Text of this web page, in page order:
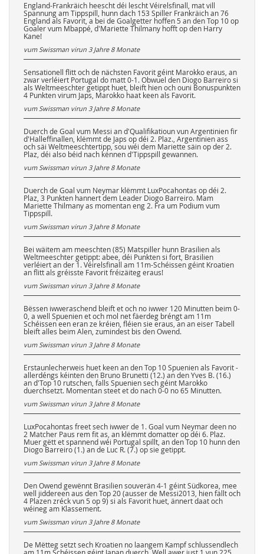
England-Frankräich heescht déi lescht Véirelsfinall, mat vill
Spannung am Tippspill, hunn dach 153 Spiller Frankräich an 76
England als Favorit, a bei de Goalgetter hoffen 5 an den Top 10 op
Goaler vum Mbappé, d'Mariette Thilmany hofft op den Harry
Kane!
vum Swissman virun 3 Jahre 8 Monate
Sensationell flitt och de nächsten Favorit géint Marokko eraus, an
zwar verléiert Portugal do matt 0-1. Obwuel den Diogo Barreiro si
als Weltmeeschter getippt huet, bleift hien och ouni Bonuspunkten
4 Punkten virum Japs, Marokko haat keen als Favorit.
vum Swissman virun 3 Jahre 8 Monate
Duerch de Goal vum Messi an d'Qualifikatioun vun Argentinien fir
d'Halleffinallen, klëmmt de Japs op déi 2. Plaz., Argentinien ass
och säi Weltmeeschtertipp, sou wéi dem Mariette säin op der 2.
Plaz, déi also béid nach kënnen d'Tippspill gewannen.
vum Swissman virun 3 Jahre 8 Monate
Duerch de Goal vum Neymar klëmmt LuxPocahontas op déi 2.
Plaz, 3 Punkten hannert dem Leader Diogo Barreiro. Mam
Mariette Thilmany as momentan eng 2. Fra um Podium vum
Tippspill.
vum Swissman virun 3 Jahre 8 Monate
Bei wäitem am meeschten (85) Matspiller hunn Brasilien als
Weltmeeschter getippt: abee, déi Punkten si fort, Brasilien
verléiert an der 1. Véirelsfinall am 11m-Schéissen géint Kroatien
an flitt als gréisste Favorit fréizäiteg eraus!
vum Swissman virun 3 Jahre 8 Monate
Bëssen iwweraschend bleift et och no iwwer 120 Minutten beim 0-
0, a well Spuenien et och mol net fäerdeg bréngt am 11m
Schéissen een eran ze kréien, fléien sie eraus, an an eiser Tabell
bleift alles beim Alen, zumindest bis den Owend.
vum Swissman virun 3 Jahre 8 Monate
Erstaunlecherweis huet keen an den Top 10 Spuenien als Favorit -
allerdéngs kéinten den Bruno Brunetti (12.) an den Yves B. (16.)
an d'Top 10 rutschen, falls Spuenien sech géint Marokko
duerchsetzt. Momentan steet et do nach 0-0 no 65 Minutten.
vum Swissman virun 3 Jahre 8 Monate
LuxPocahontas freet sech iwwer de 1. Goal vum Neymar deen no
2 Matcher Paus rem fit as, an klëmmt domatter op déi 6. Plaz.
Muer gëtt et spannend wéi Portugal spillt, an den Top 10 hunn den
Diogo Barreiro (1.) an de Luc R. (7.) op sie getippt.
vum Swissman virun 3 Jahre 8 Monate
Den Owend gewënnt Brasilien souverän 4-1 géint Südkorea, mee
well jiddereen aus den Top 20 (ausser de Messi2013, hien fällt och
4 Plazen zréck vun 5 op 9) si als Favorit huet, ännert daat och
wéineg am Klassement.
vum Swissman virun 3 Jahre 8 Monate
De Mëtteg setzt sech Kroatien no laangem Kampf schlussendlech